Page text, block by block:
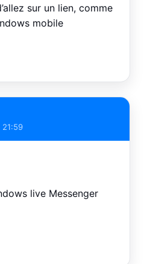
sur un lien, comme
mobile
21:59
live Messenger